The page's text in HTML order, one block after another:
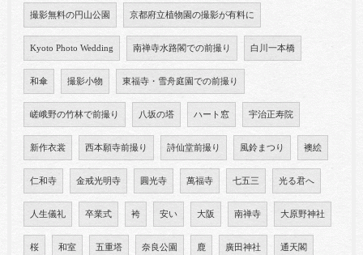
撮影無料の円山公園 京都府立植物園の撮影が有料に
Kyoto Photo Wedding 南禅寺水路閣での前撮り 白川一本橋
和傘 撮影小物 東福寺・雪舟庭園での前撮り
嵯峨野の竹林で前撮り 八坂の塔 ハート窓 宇治正寿院
新作衣裳 西本願寺前撮り 詩仙堂前撮り 風鈴まつり 襖絵
仁和寺 金戒光明寺 圓光寺 萬福寺 七五三 光る君へ
人生儀礼 卒業式 袴 安い 大阪 南禅寺 大原野神社
桜 和室 五重塔 奈良公園 鹿 廣田神社 通天閣